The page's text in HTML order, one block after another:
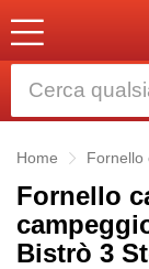
Home Fornello
Fornello
Bistrò 3